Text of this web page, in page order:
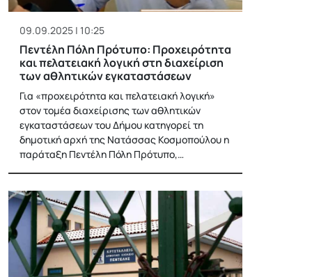
09.09.2025 | 10:25
Πεντέλη Πόλη Πρότυπο: Προχειρότητα
και πελατειακή λογική στη διαχείριση
των αθλητικών εγκαταστάσεων
Για «προχειρότητα και πελατειακή λογική»
στον τομέα διαχείρισης των αθλητικών
εγκαταστάσεων του Δήμου κατηγορεί τη
δημοτική αρχή της Νατάσσας Κοσμοπούλου η
παράταξη Πεντέλη Πόλη Πρότυπο,…